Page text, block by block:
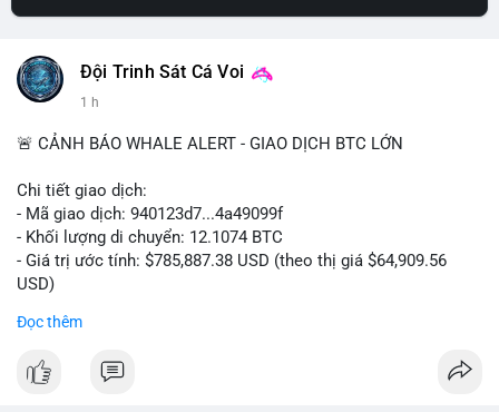
Đội Trinh Sát Cá Voi
1 h
🚨 CẢNH BÁO WHALE ALERT - GIAO DỊCH BTC LỚN
Chi tiết giao dịch:
- Mã giao dịch: 940123d7...4a49099f
- Khối lượng di chuyển: 12.1074 BTC
- Giá trị ước tính: $785,887.38 USD (theo thị giá $64,909.56
USD)
Khối lượng 12.1 BTC tương đương gần 786 nghìn USD được di
Đọc thêm